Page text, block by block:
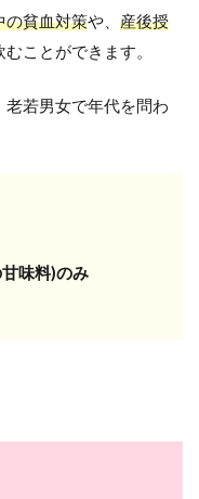
の貧血対策や、 産後授
ことができます。
若男女で年代を問わ
味料)のみ